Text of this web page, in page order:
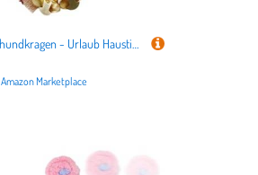
Weihnachtshundkragen - Urlaub Haustier Halskette für kleine Hunde und Katzen, Winterfeststil mit Bogenglockenanhänger, Haustier Accessoire für Mädchen, Santa Tree Elch Snowflake 8,66 Zol
Amazon Marketplace